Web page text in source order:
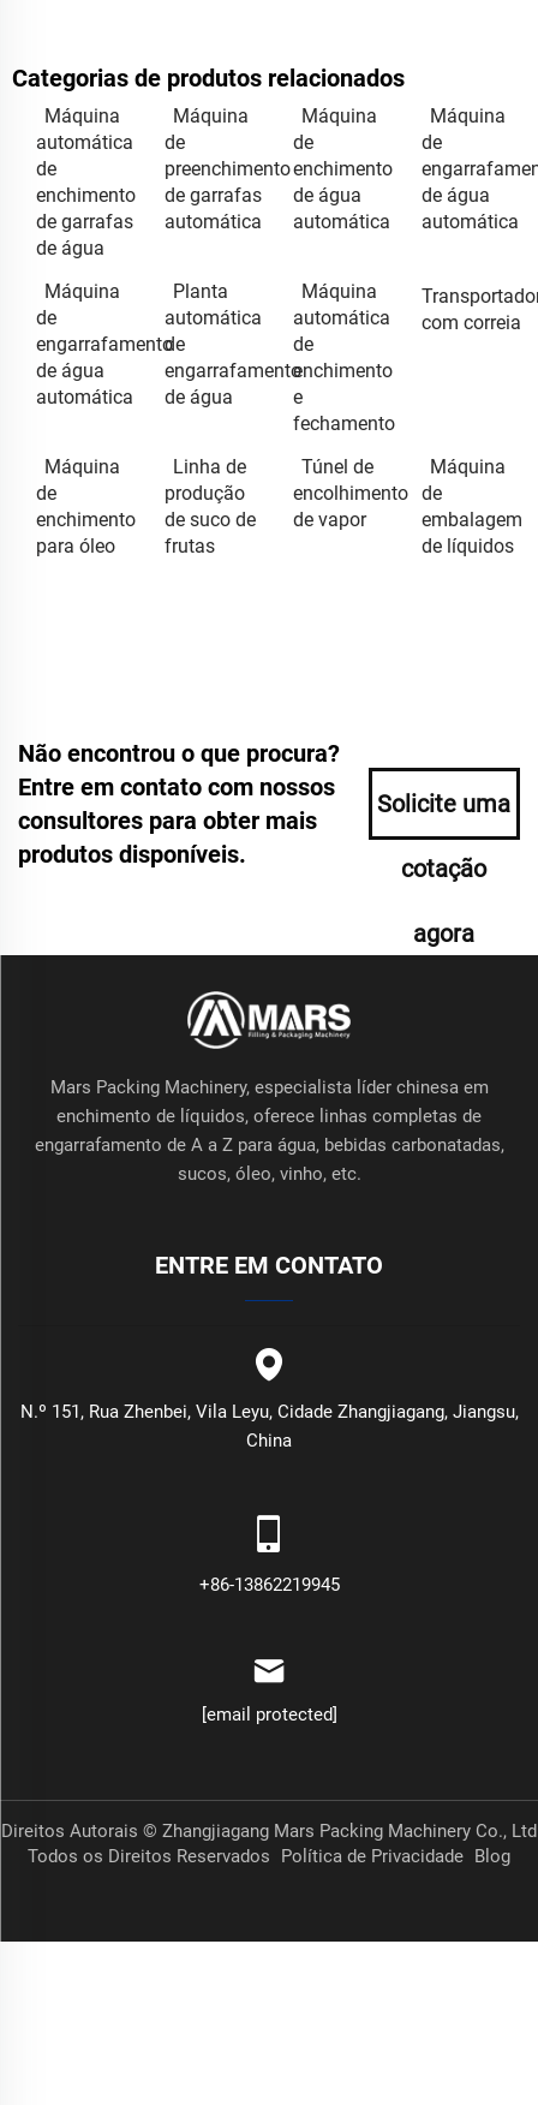
Categorias de produtos relacionados
Máquina
automática
de
enchimento
de garrafas
de água
Máquina
de
preenchimento
de garrafas
automática
Máquina
de
enchimento
de água
automática
Máquina
de
de água
automática
Máquina
de
engarrafamento
de água
automática
Planta
automática
de
engarrafamento
de água
Máquina
automática
de
enchimento
e
fechamento
com correia
Máquina
de
enchimento
para óleo
Linha de
produção
de suco de
frutas
Túnel de
encolhimento
de vapor
Máquina
de
embalagem
de líquidos
Não encontrou o que procura?
Entre em contato com nossos
consultores para obter mais
produtos disponíveis.
Solicite uma
cotação
agora
Mars Packing Machinery, especialista líder chinesa em
enchimento de líquidos, oferece linhas completas de
engarrafamento de A a Z para água, bebidas carbonatadas,
sucos, óleo, vinho, etc.
ENTRE EM CONTATO
N.º 151, Rua Zhenbei, Vila Leyu, Cidade Zhangjiagang, Jiangsu,
China
+86-13862219945
[email protected]
Direitos Autorais © Zhangjiagang Mars Packing Machinery Co., Ltd
Todos os Direitos Reservados
Política de Privacidade Blog